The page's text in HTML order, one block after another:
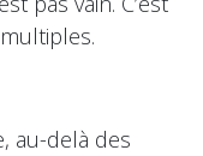
au-delà des